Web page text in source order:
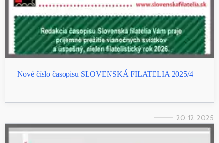
Nové číslo časopisu SLOVENSKÁ FILATELIA 2025/4
20. 12. 2025